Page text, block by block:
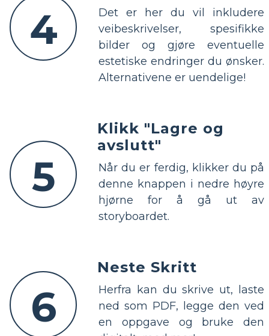
4
Det er her du vil inkludere
veibeskrivelser, spesifikke
bilder og gjøre eventuelle
estetiske endringer du ønsker.
Alternativene er uendelige!
5
Klikk "Lagre og
avslutt"
Når du er ferdig, klikker du på
denne knappen i nedre høyre
hjørne for å gå ut av
storyboardet.
6
Neste Skritt
Herfra kan du skrive ut, laste
ned som PDF, legge den ved
en oppgave og bruke den